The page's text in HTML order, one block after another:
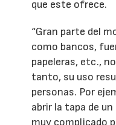
que este ofrece.
“Gran parte del
como bancos,
papeleras, etc.,
tanto, su uso
personas. Por
abrir la tapa de
muy complicado